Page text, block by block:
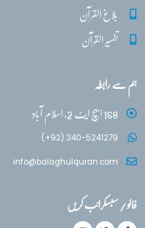
بلاغ القرآن
تفسیر القرآن
ہم سے رابطہ
168 ایچ ایٹ 2، اسلام آباد
(+92) 340-5241279
info@balaghulquran.com
فالو / سبسکرائب کریں